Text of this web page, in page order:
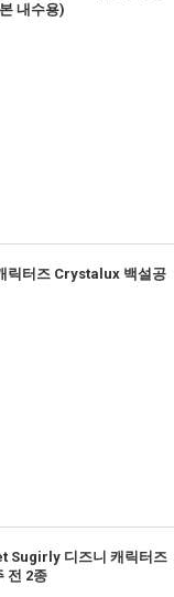
내수용)
릭터즈 Crystalux 백설공
Sugirly 디즈니 캐릭터즈
전 2종